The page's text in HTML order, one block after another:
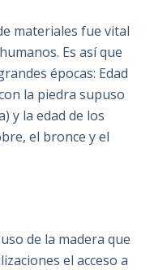
materiales fue vital
Es así que
épocas: Edad
la piedra supuso
y la edad de los
el bronce y el
de la madera que
el acceso a